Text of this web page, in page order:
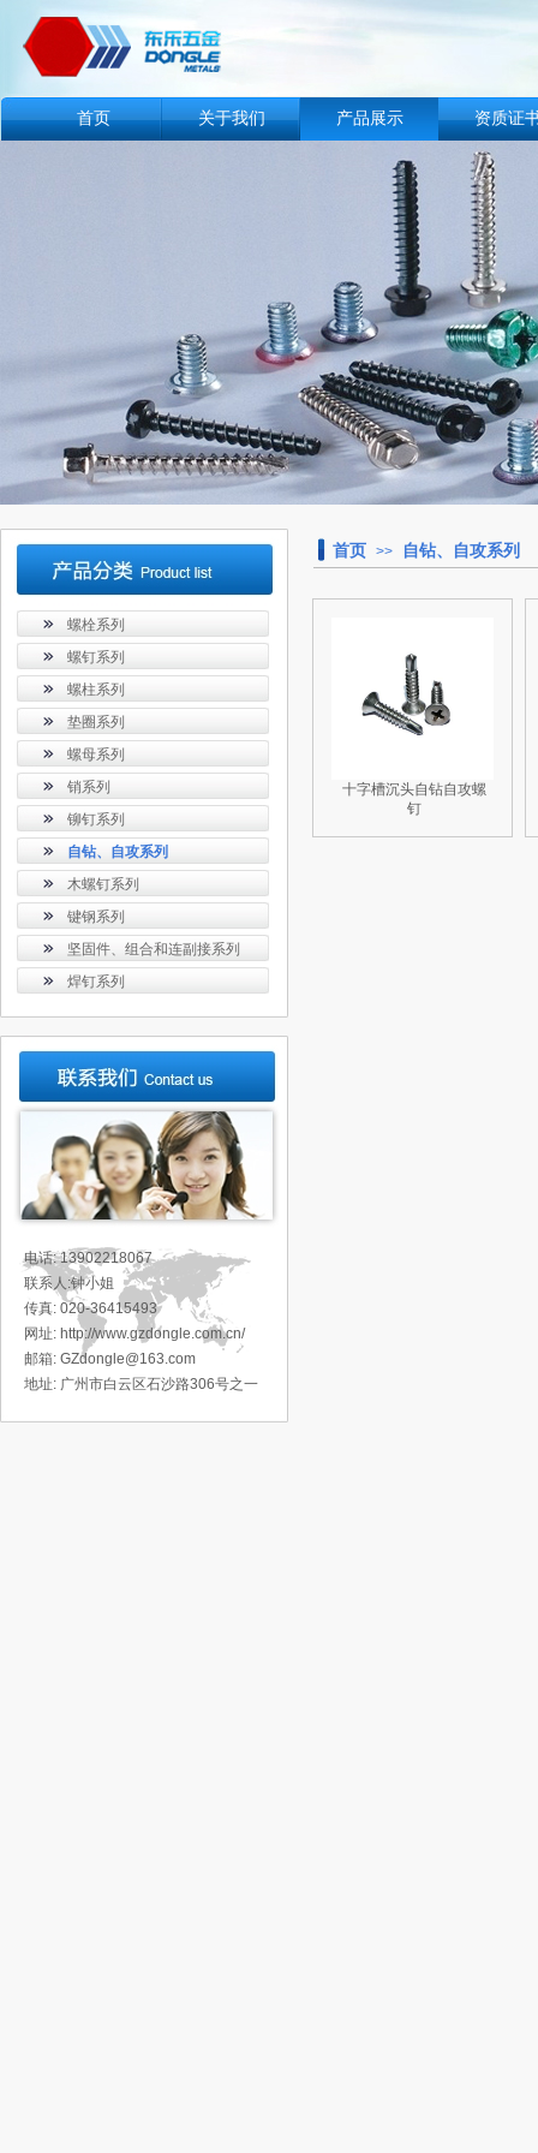
首页 关于我们 产品展示 资质证
首页 >> 自钻、自攻系列
十字槽沉头自钻自攻螺
钉
螺栓系列
螺钉系列
螺柱系列
垫圈系列
螺母系列
销系列
铆钉系列
自钻、自攻系列
木螺钉系列
键钢系列
坚固件、组合和连副接系列
焊钉系列
电话: 13902218067
联系人:钟小姐
传真: 020-36415493
网址: http://www.gzdongle.com.cn/
邮箱: GZdongle@163.com
地址: 广州市白云区石沙路306号之一